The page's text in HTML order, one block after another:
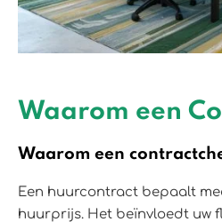
Waarom een
Waarom een
Een huurcontract bepaalt
huurprijs. Het beïnvloedt uw